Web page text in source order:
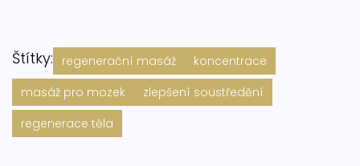
Štítky: regenerační masáž
koncentrace
masáž pro mozek
zlepšení soustředění
regenerace těla